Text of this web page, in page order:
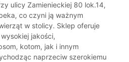
ulicy Zamienieckiej 80 lok.14,
co czyni ją ważnym
w stolicy. Sklep oferuje
jakości,
kotom, jak i innym
naprzeciw szerokiemu